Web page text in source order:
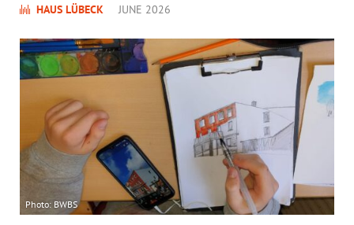
HAUS LÜBECK JUNE 2026
Photo: BWBS